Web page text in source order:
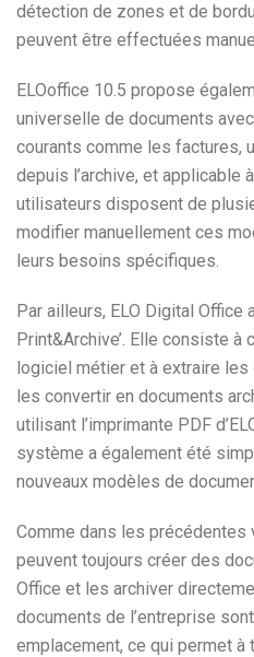
détection de zones et de
peuvent être effectuées
ELOoffice 10.5 propose
universelle de documents
courants comme les factures,
depuis l’archive, et applicable
utilisateurs disposent de
modifier manuellement ces
leurs besoins spécifiques.
Par ailleurs, ELO Digital Office
Print&Archive’. Elle consiste à
logiciel métier et à extraire
les convertir en documents
utilisant l’imprimante PDF
système a également été
nouveaux modèles de
Comme dans les
peuvent toujours créer des
Office et les archiver
documents de l’entreprise
emplacement, ce qui permet